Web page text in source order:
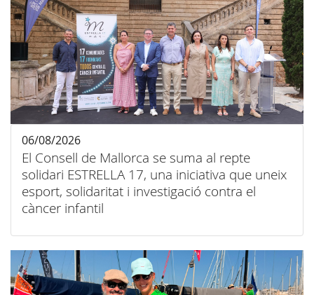
El Consell de Mallorca se suma al repte
solidari ESTRELLA 17, una iniciativa que uneix
esport, solidaritat i investigació contra el
càncer infantil
06/08/2026